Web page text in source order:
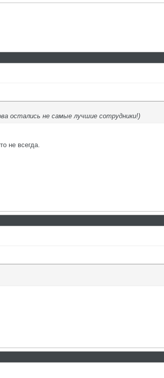
остались не самые лучшие сотрудники!)
не всегда.